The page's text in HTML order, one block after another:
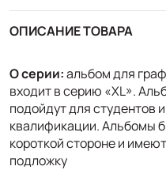
ОПИСАНИЕ ТОВАРА
О серии:альбом для
входит в серию «XL».
подойдут для студентов
квалификации. Альбомы
короткой стороне и
подложку